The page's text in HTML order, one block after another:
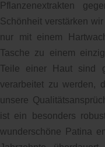
Pflanzenextrakten
Schönheit verstärken
nur mit einem
Tasche zu einem
Teile einer Haut sind
verarbeitet zu werden,
unsere
ist ein besonders
wunderschöne Patina